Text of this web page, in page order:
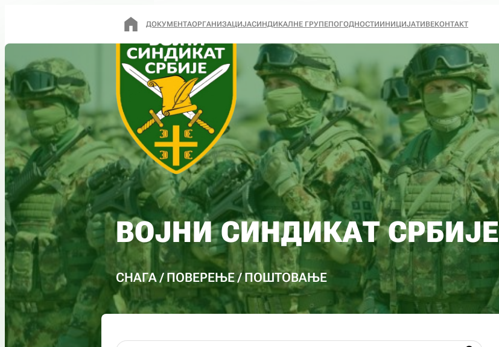
ДОКУМЕНТАОРГАНИЗАЦИЈАСИНДИКАЛНЕ ГРУПЕПОГОДНОСТИИНИЦИЈАТИВЕКОНТАКТ
ВОЈНИ СИНДИКАТ СРБИЈЕ
СНАГА / ПОВЕРЕЊЕ / ПОШТОВАЊЕ